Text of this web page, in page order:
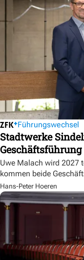
Führungswechsel
Stadtwerke
Uwe Malach wird 2027
kommen beide
Hans-Peter Hoeren